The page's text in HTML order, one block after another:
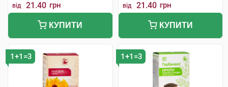
від 21.40 грн
КУПИТИ
від 21.40 грн
КУПИТИ
1+1=3 1+1=3